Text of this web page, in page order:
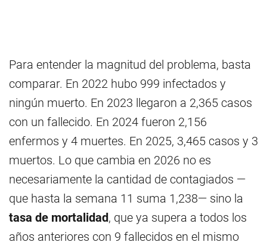
Para entender la magnitud del problema, basta
comparar. En 2022 hubo 999 infectados y
ningún muerto. En 2023 llegaron a 2,365 casos
con un fallecido. En 2024 fueron 2,156
enfermos y 4 muertes. En 2025, 3,465 casos y 3
muertos. Lo que cambia en 2026 no es
necesariamente la cantidad de contagiados —
que hasta la semana 11 suma 1,238— sino la
tasa de mortalidad, que ya supera a todos los
años anteriores con 9 fallecidos en el mismo